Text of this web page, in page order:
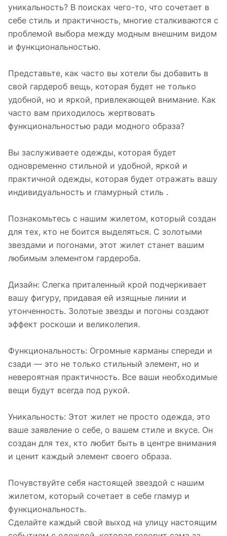
уникальность? В поисках чего-то, что сочетает в
себе стиль и практичность, многие сталкиваются с
проблемой выбора между модным внешним видом
и функциональностью.
Представьте, как часто вы хотели бы добавить в
свой гардероб вещь, которая будет не только
удобной, но и яркой, привлекающей внимание. Как
часто вам приходилось жертвовать
функциональностью ради модного образа?
Вы заслуживаете одежды, которая будет
одновременно стильной и удобной, яркой и
практичной одежды, которая будет отражать вашу
индивидуальность и гламурный стиль .
Познакомьтесь с нашим жилетом, который создан
для тех, кто не боится выделяться. С золотыми
звездами и погонами, этот жилет станет вашим
любимым элементом гардероба.
Дизайн: Слегка приталенный крой подчеркивает
вашу фигуру, придавая ей изящные линии и
утонченность. Золотые звезды и погоны создают
эффект роскоши и великолепия.
Функциональность: Огромные карманы спереди и
сзади — это не только стильный элемент, но и
невероятная практичность. Все ваши необходимые
вещи будут всегда под рукой.
Уникальность: Этот жилет не просто одежда, это
ваше заявление о себе, о вашем стиле и вкусе. Он
создан для тех, кто любит быть в центре внимания
и ценит каждый элемент своего образа.
Почувствуйте себя настоящей звездой с нашим
жилетом, который сочетает в себе гламур и
функциональность.
Сделайте каждый свой выход на улицу настоящим